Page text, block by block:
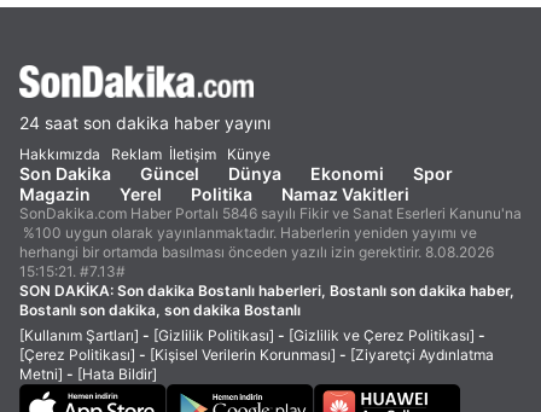
24 saat son dakika haber yayını
Hakkımızda Reklam İletişim Künye
Son Dakika Güncel Dünya Ekonomi
Spor
Magazin
Yerel Politika Namaz Vakitleri
SonDakika.com Haber Portalı 5846 sayılı Fikir ve Sanat Eserleri Kanunu'na
%100 uygun olarak yayınlanmaktadır. Haberlerin yeniden yayımı ve
herhangi bir ortamda basılması önceden yazılı izin gerektirir. 8.08.2026
15:15:21. #7.13#
SON DAKİKA: Son dakika Bostanlı haberleri, Bostanlı son dakika haber,
Bostanlı son dakika, son dakika Bostanlı
[Kullanım Şartları] - [Gizlilik Politikası] - [Gizlilik ve Çerez Politikası] -
[Çerez Politikası] - [Kişisel Verilerin Korunması] - [Ziyaretçi Aydınlatma
Metni] - [Hata Bildir]